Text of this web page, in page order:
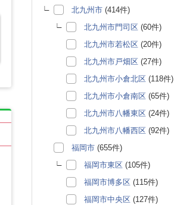
北九州市 (414件)
北九州市門司区 (60件)
北九州市若松区 (20件)
北九州市戸畑区 (27件)
北九州市小倉北区 (118件)
北九州市小倉南区 (65件)
北九州市八幡東区 (24件)
北九州市八幡西区 (92件)
福岡市 (655件)
福岡市東区 (105件)
福岡市博多区 (115件)
福岡市中央区 (127件)